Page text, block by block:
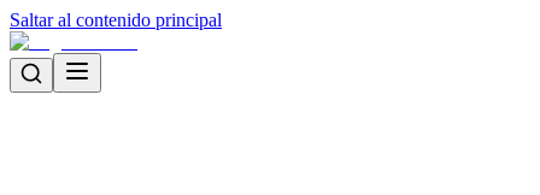
Saltar al contenido principal